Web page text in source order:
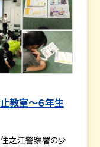
教室～６年生
住之江警察署の少